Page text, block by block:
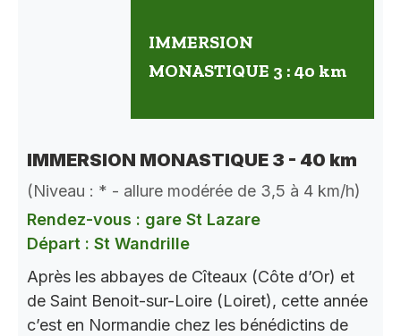
IMMERSION
MONASTIQUE 3 : 40 km
IMMERSION MONASTIQUE 3 - 40 km
(Niveau : * - allure modérée de 3,5 à 4 km/h)
Rendez-vous : gare St Lazare
Départ : St Wandrille
Après les abbayes de Cîteaux (Côte d’Or) et
de Saint Benoit-sur-Loire (Loiret), cette année
c’est en Normandie chez les bénédictins de